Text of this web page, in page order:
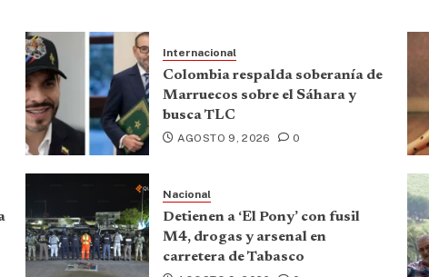
Internacional
Colombia respalda soberanía de
Marruecos sobre el Sáhara y
busca TLC
AGOSTO 9, 2026 0
Nacional
Detienen a ‘El Pony’ con fusil
M4, drogas y arsenal en
carretera de Tabasco